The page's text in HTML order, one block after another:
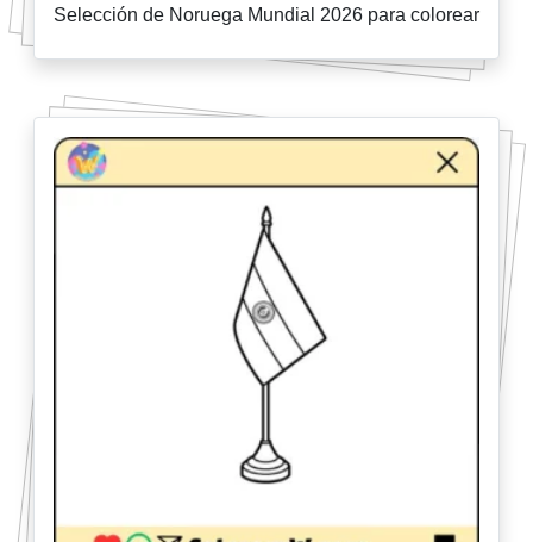
Selección de Noruega Mundial 2026 para colorear